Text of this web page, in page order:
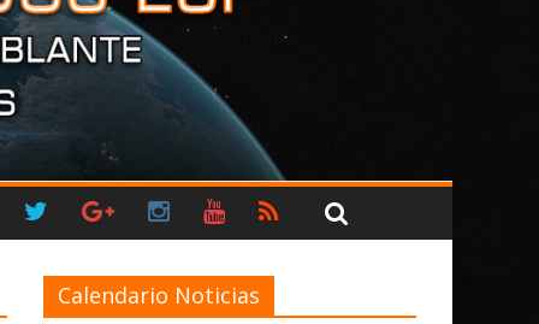
Calendario Noticias